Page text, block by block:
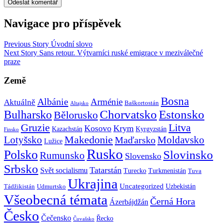
Navigace pro příspěvek
Previous Story Úvodní slovo
Next Story Sans retour. Výtvarníci ruské emigrace v meziválečné
praze
Země
Aktuálně Albánie Altajsko Arménie Baškortostán Bosna
Bulharsko Bělorusko ChorvatskoEstonsko
Finsko Gruzie Kazachstán Kosovo Krym Kyrgyzstán Litva
Lotyšsko Lužice Makedonie MaďarskoMoldavsko
Polsko Rumunsko Rusko Slovensko Slovinsko
Srbsko Svět socialismu Tatarstán Turecko Turkmenistán Tuva
Tádžikistán Udmurtsko Ukrajina Uncategorized Uzbekistán
Všeobecná témata Ázerbájdžán Černá Hora
Česko Čečensko Čuvašsko Řecko